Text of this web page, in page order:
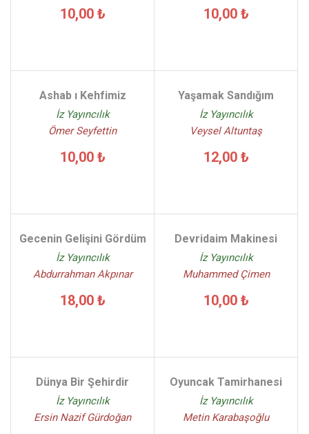
10,00 ₺ 10,00 ₺
Ashab ı Kehfimiz
İz Yayıncılık
Ömer Seyfettin
10,00 ₺
Yaşamak Sandığım
İz Yayıncılık
Veysel Altuntaş
12,00 ₺
Gecenin Gelişini Gördüm
İz Yayıncılık
Abdurrahman Akpınar
18,00 ₺
Devridaim Makinesi
İz Yayıncılık
Muhammed Çimen
10,00 ₺
Dünya Bir Şehirdir
İz Yayıncılık
Ersin Nazif Gürdoğan
Oyuncak Tamirhanesi
İz Yayıncılık
Metin Karabaşoğlu